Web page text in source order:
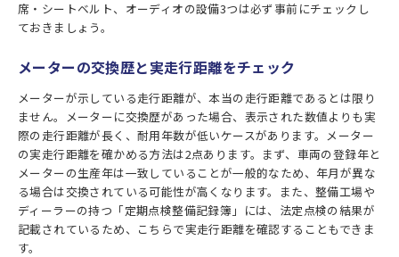
席・シートベルト、オーディオの設備3つは必ず事前にチェックし
ておきましょう。
メーターの交換歴と実走行距離をチェック
メーターが示している走行距離が、本当の走行距離であるとは限り
ません。メーターに交換歴があった場合、表示された数値よりも実
際の走行距離が長く、耐用年数が低いケースがあります。メーター
の実走行距離を確かめる方法は2点あります。まず、車両の登録年と
メーターの生産年は一致していることが一般的なため、年月が異な
る場合は交換されている可能性が高くなります。また、整備工場や
ディーラーの持つ「定期点検整備記録簿」には、法定点検の結果が
記載されているため、こちらで実走行距離を確認することもできま
す。